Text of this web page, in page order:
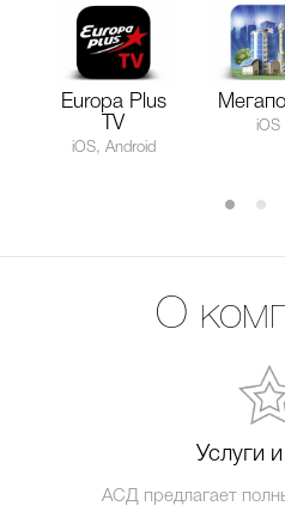
Europa Plus
TV
iOS, Android
iOS
О
Услуги
АСД предлагает